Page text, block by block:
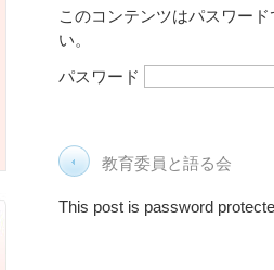
このコンテンツはパスワー
い。
パスワード
教育委員と語る会
This post is password